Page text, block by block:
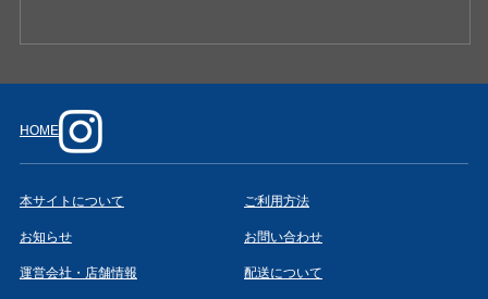
HOME
本サイトについて ご利用方法
お知らせ お問い合わせ
運営会社・店舗情報 配送について